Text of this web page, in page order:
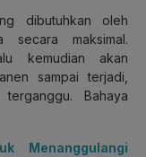
dibutuhkan oleh
maksimal.
kemudian akan
sampai terjadi,
Bahaya
Menanggulangi